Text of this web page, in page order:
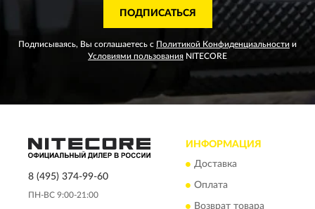
ПОДПИСАТЬСЯ
Подписываясь, Вы соглашаетесь с Политикой Конфиденциальности и
Условиями пользования NITECORE
8 (495) 374-99-60
ПН-ВС 9:00-21:00
ИНФОРМАЦИЯ
Доставка
Оплата
Возврат товара